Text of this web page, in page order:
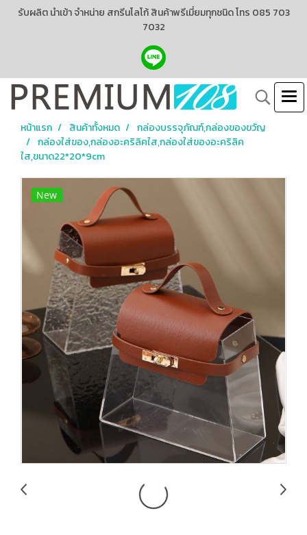
รับผลิต นำเข้า จำหน่าย สกรีนโลโก้ สินค้าพรีเมี่ยมทุกชนิด โทร 085 703
7032
หน้าแรก สินค้าทั้งหมด
กล่องบรรจุภัณฑ์,กล่องของขวัญ
กล่องใส่ของ,กล่องอะคริลิคใส,กล่องใส่ของอะคริลิค
ใส,ขนาด22*20*9cm
New